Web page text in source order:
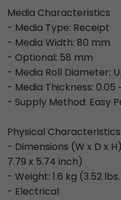
Media Characteristics
- Media Type: Receipt
- Media Width: 80 mm
- Optional: 58 mm
- Media Roll Diameter:
- Media Thickness: 0.05
- Supply Method: Easy
Physical Characteristics
- Dimensions (W x D x
7.79 x 5.74 inch)
- Weight: 1.6 kg (3.52
- Electrical